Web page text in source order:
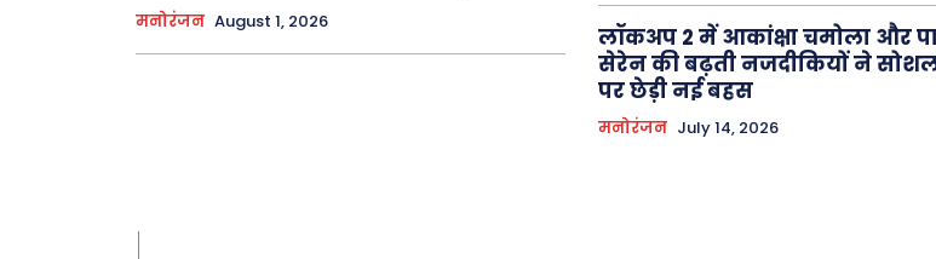
मनोरंजन August 1, 2026
लॉकअप 2 में आकांक्षा चमोला और
सेरेन की बढ़ती नजदीकियों ने सोशल
पर छेड़ी नई बहस
मनोरंजन July 14, 2026